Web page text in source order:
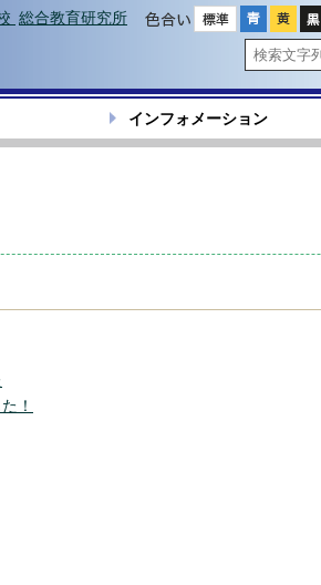
色合い
総合教育研究所
インフォメーション
！